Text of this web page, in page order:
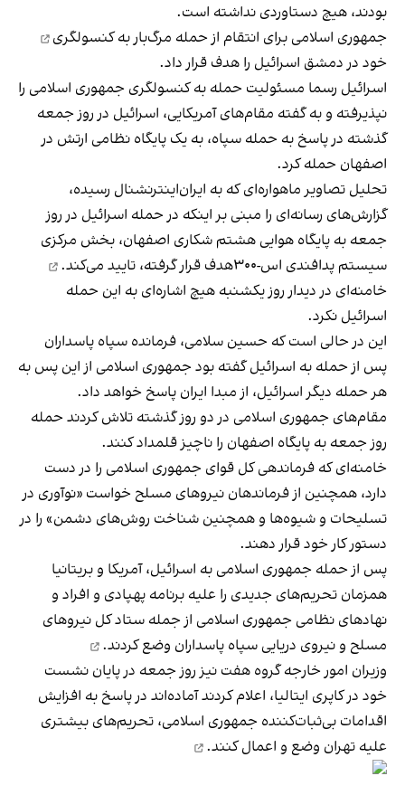
بودند، هیچ دستاوردی نداشته است.
جمهوری اسلامی برای انتقام ازحمله مرگ‌بار به کنسولگری
خود در دمشق اسرائیل را هدف قرار داد.
اسرائیل رسما مسئولیت حمله به کنسولگری جمهوری اسلامی را
نپذیرفته و به گفته مقام‌های آمریکایی، اسرائیل در روز جمعه
گذشته در پاسخ به حمله سپاه، به یک پایگاه نظامی ارتش در
اصفهان حمله کرد.
تحلیل تصاویر ماهواره‌ای که به ایران‌اینترنشنال رسیده،
گزارش‌های رسانه‌ای را مبنی بر اینکه در حمله اسرائیل در روز
جمعه به پایگاه هوایی هشتم شکاری اصفهان، بخش مرکزی
سیستم پدافندی اس-۳۰۰هدف قرار گرفته،
تایید می‌کند.
خامنه‌ای در دیدار روز یکشنبه هیچ اشاره‌ای به این حمله
اسرائیل نکرد.
این در حالی است که حسین سلامی، فرمانده سپاه پاسداران
پس از حمله به اسرائیل گفته بود جمهوری اسلامی از این پس به
هر حمله دیگر اسرائیل، از مبدا ایران پاسخ خواهد داد.
مقام‌های جمهوری اسلامی در دو روز گذشته تلاش کردند حمله
روز جمعه به پایگاه اصفهان را ناچیز قلمداد کنند.
خامنه‌ای که فرماندهی کل قوای جمهوری اسلامی را در دست
دارد، همچنین از فرماندهان نیروهای مسلح خواست «نوآوری در
تسلیحات و شیوه‌ها و همچنین شناخت روش‌های دشمن» را در
دستور کار خود قرار دهند.
پس از حمله جمهوری اسلامی به اسرائیل، آمریکا و بریتانیا
همزمان تحریم‌های جدیدی را علیه برنامه پهپادی و افراد و
نهادهای نظامی جمهوری اسلامی از جمله ستاد کل نیروهای
مسلح و نیروی دریایی سپاه پاسداران وضع کردند.
وزیران امور خارجه گروه هفت نیز روز جمعه در پایان نشست
خود در کاپری ایتالیا، اعلام کردند آماده‌اند در پاسخ به افزایش
اقدامات بی‌ثبات‌کننده‌ جمهوری اسلامی، تحریم‌های بیشتری
علیه تهران وضع و اعمال کنند.